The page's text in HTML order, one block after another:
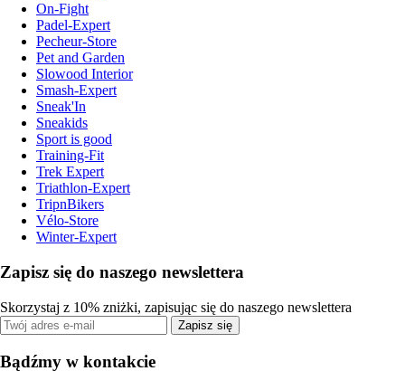
On-Fight
Padel-Expert
Pecheur-Store
Pet and Garden
Slowood Interior
Smash-Expert
Sneak'In
Sneakids
Sport is good
Training-Fit
Trek Expert
Triathlon-Expert
TripnBikers
Vélo-Store
Winter-Expert
Zapisz się do naszego newslettera
Skorzystaj z 10% zniżki, zapisując się do naszego newslettera
Zapisz się
Bądźmy w kontakcie